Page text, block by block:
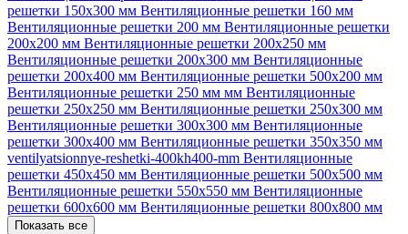
решетки 150х300 мм Вентиляционные решетки 160 мм
Вентиляционные решетки 200 мм Вентиляционные решетки
200х200 мм Вентиляционные решетки 200х250 мм
Вентиляционные решетки 200х300 мм Вентиляционные
решетки 200х400 мм Вентиляционные решетки 500х200 мм
Вентиляционные решетки 250 мм мм Вентиляционные
решетки 250х250 мм Вентиляционные решетки 250х300 мм
Вентиляционные решетки 300х300 мм Вентиляционные
решетки 300х400 мм Вентиляционные решетки 350х350 мм
ventilyatsionnye-reshetki-400kh400-mm Вентиляционные
решетки 450х450 мм Вентиляционные решетки 500х500 мм
Вентиляционные решетки 550х550 мм Вентиляционные
решетки 600х600 мм Вентиляционные решетки 800х800 мм
Показать все